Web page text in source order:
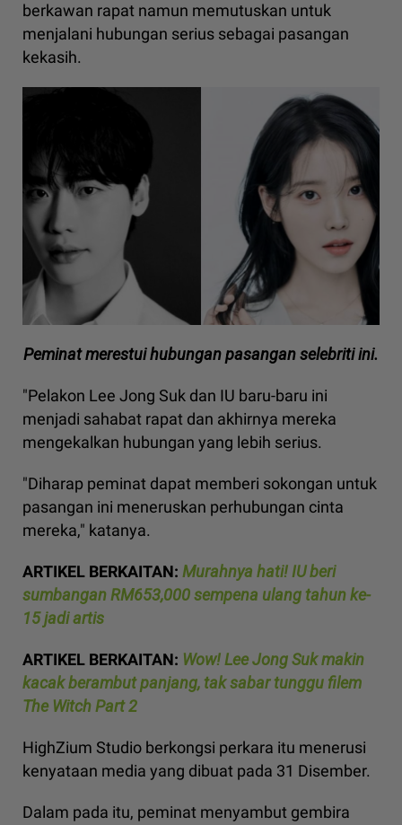
berkawan rapat namun memutuskan untuk
menjalani hubungan serius sebagai pasangan
kekasih.
Peminat merestui hubungan pasangan selebriti ini.
"Pelakon Lee Jong Suk dan IU baru-baru ini
menjadi sahabat rapat dan akhirnya mereka
mengekalkan hubungan yang lebih serius.
"Diharap peminat dapat memberi sokongan untuk
pasangan ini meneruskan perhubungan cinta
mereka," katanya.
ARTIKEL BERKAITAN: Murahnya hati! IU beri
sumbangan RM653,000 sempena ulang tahun ke-
15 jadi artis
ARTIKEL BERKAITAN: Wow! Lee Jong Suk makin
kacak berambut panjang, tak sabar tunggu filem
The Witch Part 2
HighZium Studio berkongsi perkara itu menerusi
kenyataan media yang dibuat pada 31 Disember.
Dalam pada itu, peminat menyambut gembira